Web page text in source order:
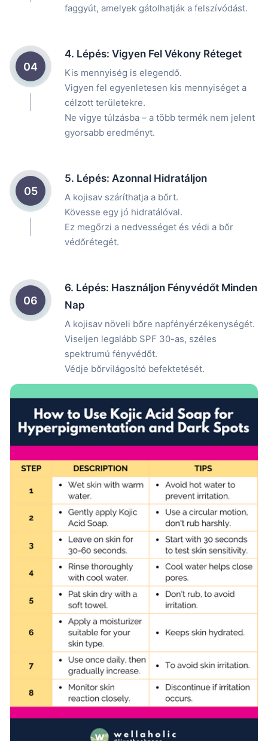
faggyút, amelyek gátolhatják a felszívódást.
04
4. Lépés: Vigyen Fel Vékony Réteget
Kis mennyiség is elegendő.
Vigyen fel egyenletesen kis mennyiséget a
célzott területekre.
Ne vigye túlzásba – a több termék nem jelent
gyorsabb eredményt.
05
5. Lépés: Azonnal Hidratáljon
A kojisav száríthatja a bőrt.
Kövesse egy jó hidratálóval.
Ez megőrzi a nedvességet és védi a bőr
védőrétegét.
06
6. Lépés: Használjon Fényvédőt Minden
Nap
A kojisav növeli bőre napfényérzékenységét.
Viseljen legalább SPF 30-as, széles
spektrumú fényvédőt.
Védje bőrvilágosító befektetését.